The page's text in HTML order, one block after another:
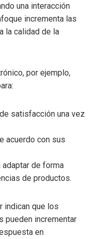
una interacción
incrementa las
la calidad de la
por ejemplo,
satisfacción una vez
acuerdo con sus
de forma
de productos.
indican que los
pueden incrementar
en